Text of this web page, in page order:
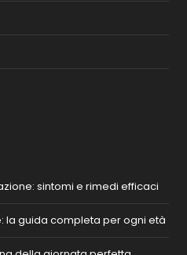
sintomi e rimedi efficaci
la guida completa per ogni età